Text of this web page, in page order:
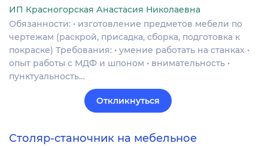
ИП Красногорская Анастасия Николаевна
Обязанности: • изготовление предметов мебели по
чертежам (раскрой, присадка, сборка, подготовка к
покраске) Требования: • умение работать на станках •
опыт работы с МДФ и шпоном • внимательность •
пунктуальность…
Откликнуться
Столяр-станочник на мебельное